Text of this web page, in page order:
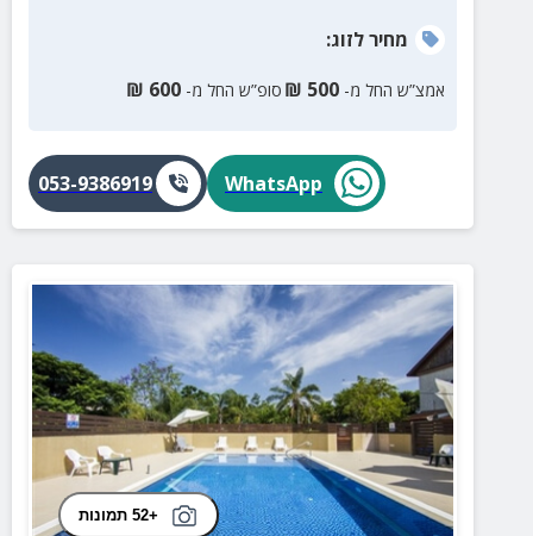
מחירלזוג:
אמצ”ש החל מ- 500
₪ סופ”ש החל מ- 600
₪
WhatsApp
053-9386919
+52 תמונות